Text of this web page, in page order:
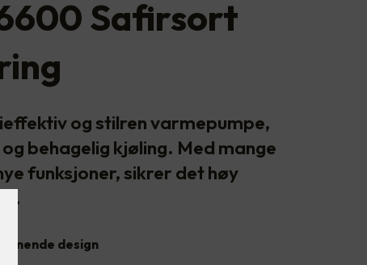
Safirsort
og stilren varmepumpe,
behagelig kjøling. Med mange
funksjoner, sikrer det høy
design